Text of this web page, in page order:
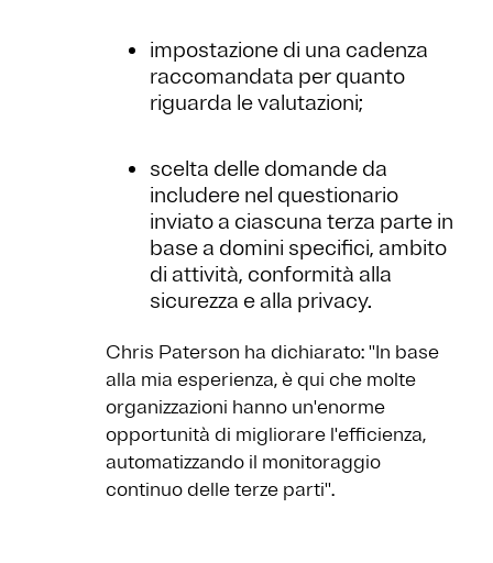
impostazione di una cadenza
raccomandata per quanto
riguarda le valutazioni;
scelta delle domande da
includere nel questionario
inviato a ciascuna terza parte in
base a domini specifici, ambito
di attività, conformità alla
sicurezza e alla privacy.
Chris Paterson ha dichiarato: ''In base
alla mia esperienza, è qui che molte
organizzazioni hanno un'enorme
opportunità di migliorare l'efficienza,
automatizzando il monitoraggio
continuo delle terze parti''.